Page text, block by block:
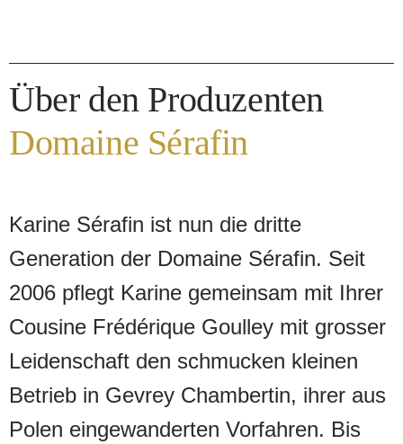
Über den Produzenten
Domaine Sérafin
Karine Sérafin ist nun die dritte
Generation der Domaine Sérafin. Seit
2006 pflegt Karine gemeinsam mit Ihrer
Cousine Frédérique Goulley mit grosser
Leidenschaft den schmucken kleinen
Betrieb in Gevrey Chambertin, ihrer aus
Polen eingewanderten Vorfahren. Bis